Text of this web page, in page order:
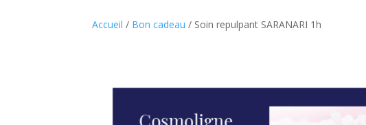
Accueil / Bon cadeau / Soin repulpant SARANARI 1h